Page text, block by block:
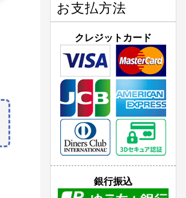
お支払方法
クレジットカード
銀行振込